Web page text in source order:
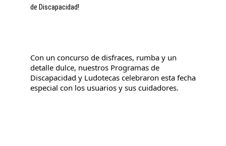
de Discapacidad!
Con un concurso de disfraces, rumba y un
detalle dulce, nuestros Programas de
Discapacidad y Ludotecas celebraron esta fecha
especial con los usuarios y sus cuidadores.